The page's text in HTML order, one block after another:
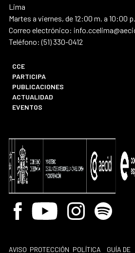
Lima
Martes a viernes, de 12:00 m. a 10:00
Correo electrónico:
Teléfono: (51) 330-0412
CCE
PARTICIPA
PUBLICACIONES
ACTUALIDAD
EVENTOS
Facebook
Youtube InstagramSpotify
AVISO PROTECCIÓN POLÍTICA
GUÍA DE